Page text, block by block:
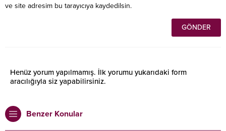
ve site adresim bu tarayıcıya kaydedilsin.
Henüz yorum yapılmamış. İlk yorumu yukarıdaki form
aracılığıyla siz yapabilirsiniz.
Benzer Konular